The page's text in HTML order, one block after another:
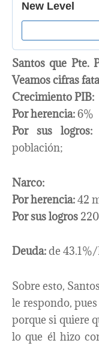
Santos que Pte.
Veamos cifras
Crecimiento PIB:
Por herencia:6%
Por sus logros:
población;
Narco:
Por herencia:42
Por sus logros
Deuda:de
Sobre esto,
le respondo,
porque si quiere
lo que él hizo